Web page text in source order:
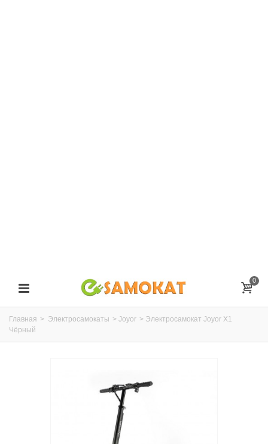
0
Главная > Электросамокаты > Joyor > Электросамокат Joyor X1
Чёрный